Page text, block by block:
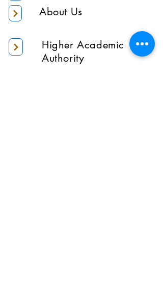
About Us
Higher Academic
Authority